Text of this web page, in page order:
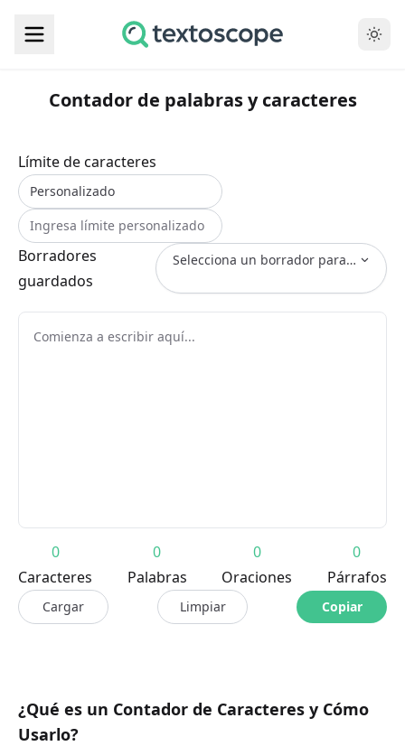
Contador de palabras y caracteres
Límite de caracteres
Borradores
guardados
Selecciona un borrador para
Caracteres
0
Palabras
0
Oraciones
0
Párrafos
0
Cargar Limpiar Copiar
¿Qué es un Contador de Caracteres y Cómo
Usarlo?